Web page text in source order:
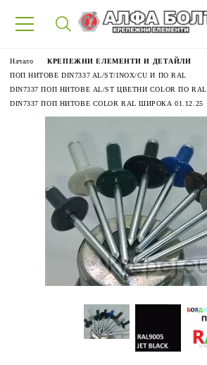
Начало
КРЕПЕЖНИ ЕЛЕМЕНТИ И ДЕТАЙЛИ
ПОП НИТОВЕ DIN7337 AL/ST/INOX/CU И ПО RAL
DIN7337 ПОП НИТОВЕ AL/ST ЦВЕТНИ COLOR ПО RAL
DIN7337 ПОП НИТОВЕ COLOR RAL ШИРОКА 01.12.25